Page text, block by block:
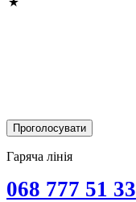
Гаряча лінія
068 777 51 33